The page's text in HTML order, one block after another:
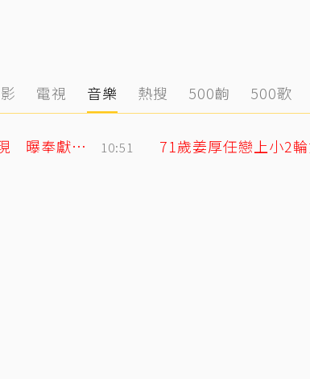
電視 音樂 熱搜 500齣 500歌
黃明志二舅孤身死在新加坡！遺體一週後才被發現 曝奉獻異鄉40年人生 10:51